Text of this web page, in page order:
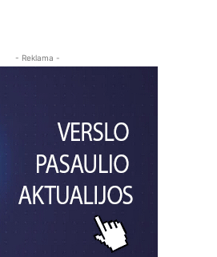
- Reklama -